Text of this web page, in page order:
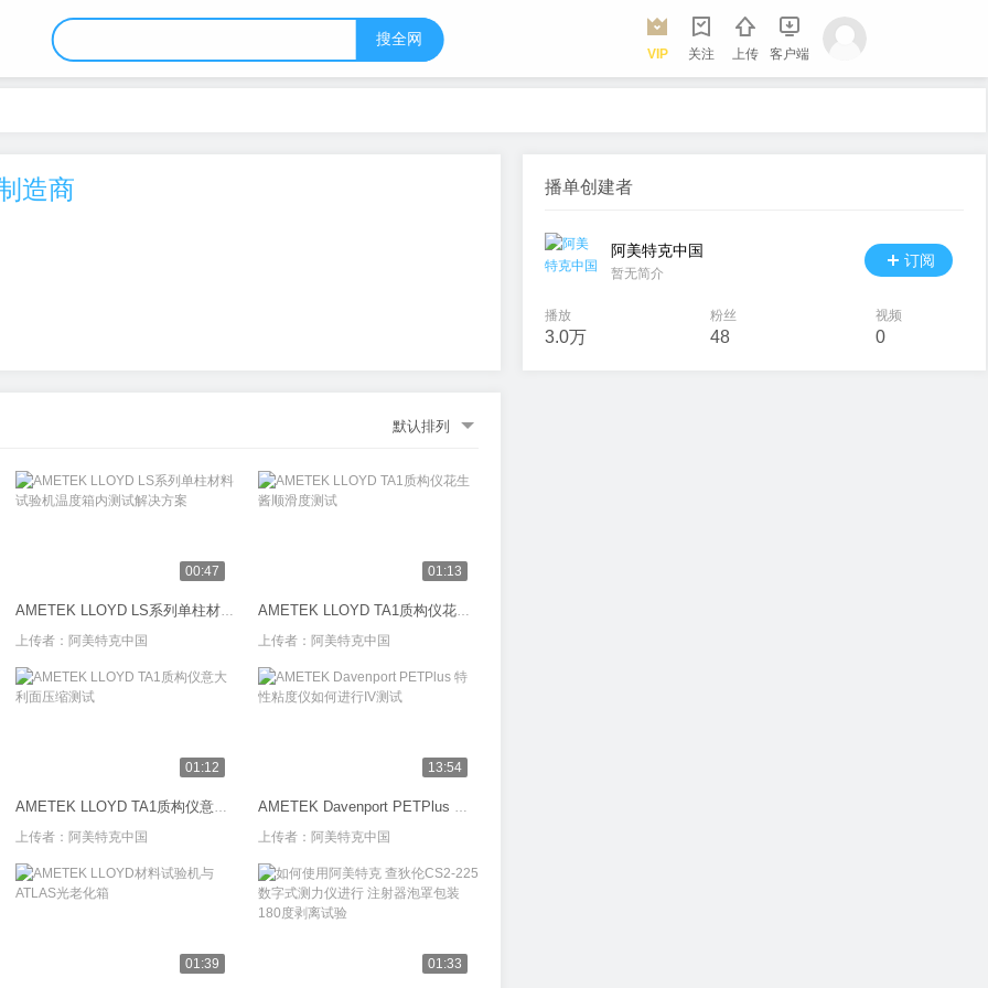
搜全网
VIP 关注 上传 客户端
造商
默认排列
00:47
AMETEK LLOYD LS系列单柱材料试验机温度箱内测试解决方案
上传者： 阿美特克中国
01:13
AMETEK LLOYD TA1质构仪花生酱顺滑度测试
上传者： 阿美特克中国
01:12
AMETEK LLOYD TA1质构仪意大利面压缩测试
上传者： 阿美特克中国
13:54
AMETEK Davenport PETPlus 特性粘度仪如何进行IV测试
上传者： 阿美特克中国
01:39 01:33
播单创建者
阿美特克中国
暂无简介
订阅
播放
3.0万
粉丝
48
视频
0